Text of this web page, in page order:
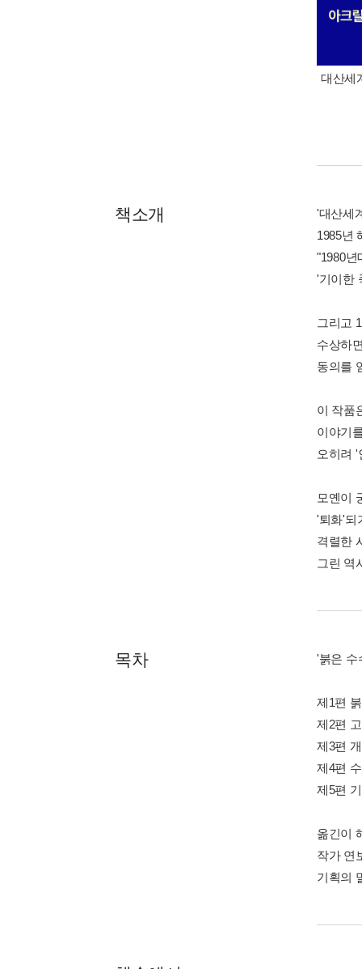
대산세
책소개
'대산세
1985년
"1980년
'기이한
그리고
수상하
동의를
이 작품
이야기
오히려 '
모옌이
'퇴화'되
격렬한
그린 역
목차 '붉은 수
제1편
제2편
제3편
제4편
제5편
옮긴이
작가 연
기획의